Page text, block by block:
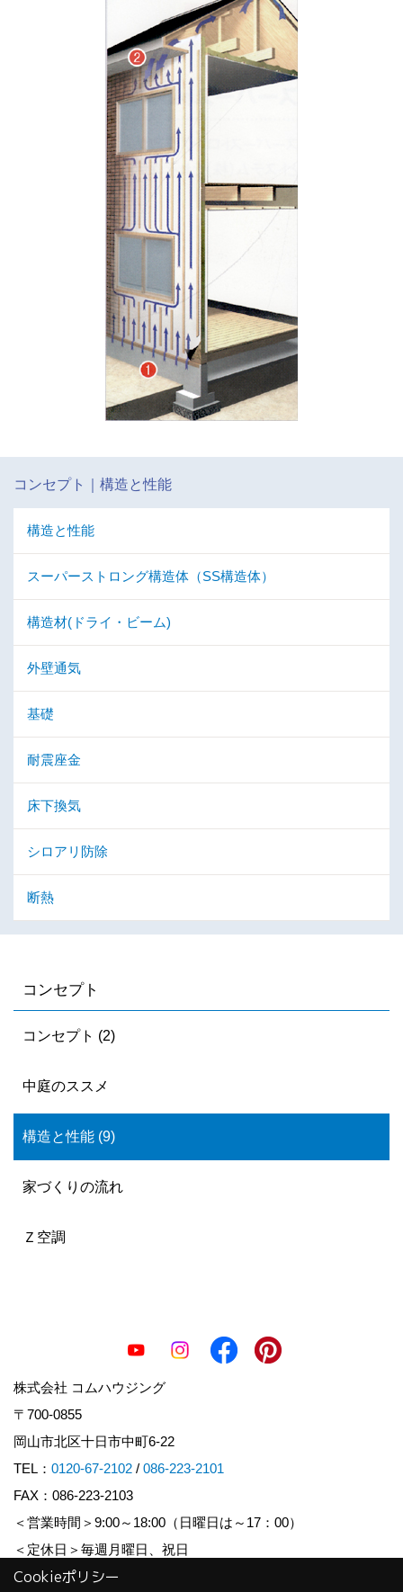
コンセプト｜構造と性能
構造と性能
スーパーストロング構造体（SS構造体）
構造材(ドライ・ビーム)
外壁通気
基礎
耐震座金
床下換気
シロアリ防除
断熱
コンセプト
コンセプト (2)
中庭のススメ
構造と性能 (9)
家づくりの流れ
Ｚ空調
株式会社 コムハウジング
〒700-0855
岡山市北区十日市中町6-22
TEL： 0120-67-2102 / 086-223-2101
FAX：086-223-2103
＜営業時間＞9:00～18:00（日曜日は～17：00）
＜定休日＞毎週月曜日、祝日
Cookieポリシー